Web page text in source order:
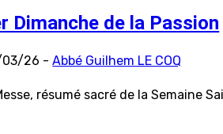
Dimanche de la Passion
03/26 -Abbé Guilhem LE COQ
résumé sacré de la Semaine